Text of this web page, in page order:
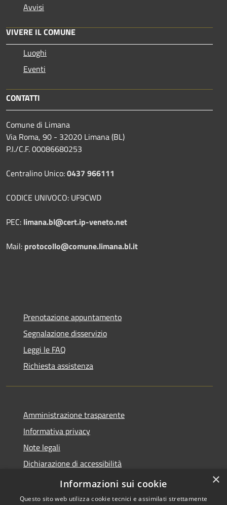
Avvisi
VIVERE IL COMUNE
Luoghi
Eventi
CONTATTI
Comune di Limana
Via Roma, 90 - 32020 Limana (BL)
P.I./C.F. 00086680253
Centralino Unico:0437 966111
CODICE UNIVOCO: UF9CWD
PEC: limana.bl@cert.ip-veneto.net
Mail: protocollo@comune.limana.bl.it
Prenotazione appuntamento
Segnalazione disservizio
Leggi le FAQ
Richiesta assistenza
Amministrazione trasparente
Informativa privacy
Note legali
Dichiarazione di accessibilità
Moduli Privacy Amministrazione trasparente
×
Informazioni sui cookie
Questo sito web utilizza cookie tecnici e assimilati strettamente